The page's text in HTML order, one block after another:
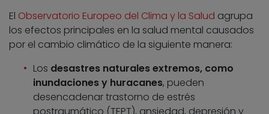
El Observatorio Europeo del Clima y la Salud agrupa
los efectos principales en la salud mental causados
por el cambio climático de la siguiente manera:
Los desastres naturales extremos, como
inundaciones y huracanes, pueden
desencadenar trastorno de estrés